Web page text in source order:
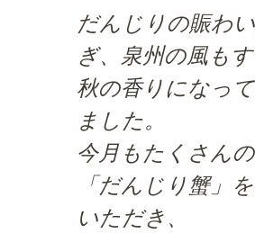
だんじりの賑わ
ぎ、泉州の風も
秋の香りになっ
ました。
今月もたくさん
「だんじり蟹」
いただき、